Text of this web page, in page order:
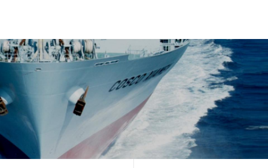
09-teaser-market-desktop